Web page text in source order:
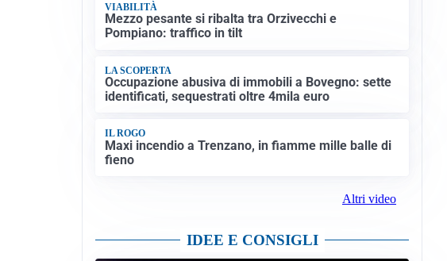
VIABILITÀ
Mezzo pesante si ribalta tra Orzivecchi e
Pompiano: traffico in tilt
LA SCOPERTA
Occupazione abusiva di immobili a Bovegno: sette
identificati, sequestrati oltre 4mila euro
IL ROGO
Maxi incendio a Trenzano, in fiamme mille balle di
fieno
Altri video
IDEE E CONSIGLI